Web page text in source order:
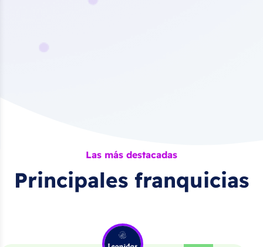
Las más destacadas
Principales franquicias